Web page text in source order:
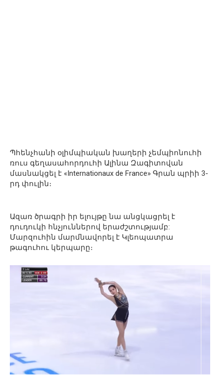
Պհենչհանի օլիմպիական խաղերի չեմպիոնուհի
ռուս գեղասահորդուհի Ալինա Զագիտովան
մասնակցել է «Internationaux de France» Գրան պրիի 3-
րդ փուլին։
Ազառ ծրագրի իր ելույթը նա անցկացրել է
դուդուկի հնչյուններով երաժշտությամբ:
Մարզուհին մարմնավորել է Կլեոպատրա
թագուհու կերպարը։